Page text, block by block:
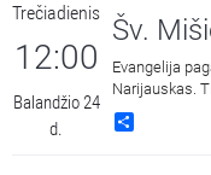
Trečiadienis
12:00
Balandžio 24
d.
Šv.
Evangelija
Narijauskas.
šventovės.